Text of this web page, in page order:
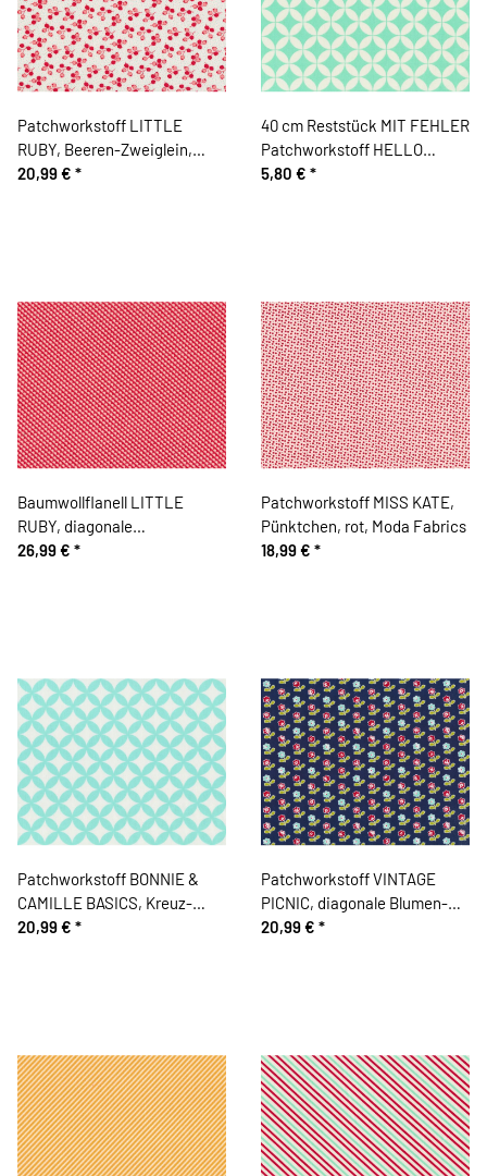
Patchworkstoff LITTLE
RUBY, Beeren-Zweiglein,
gebrochenes weiß-rot, Moda
20,99 € *
40 cm Reststück MIT FEHLER
Patchworkstoff HELLO
DARLING, Kreuz-Ovale,
5,80 € *
Baumwollflanell LITTLE
RUBY, diagonale
Wellenstreifen, rot-
26,99 € *
Patchworkstoff MISS KATE,
Pünktchen, rot, Moda Fabrics
18,99 € *
Patchworkstoff BONNIE &
CAMILLE BASICS, Kreuz-
Ovale, mintgrün-wollweiß,
20,99 € *
Patchworkstoff VINTAGE
PICNIC, diagonale Blumen-
Streifen, gedecktes
20,99 € *